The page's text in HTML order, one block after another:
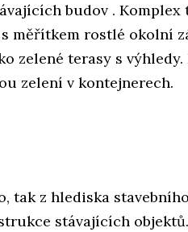
budov . Komplex
měřítkem rostlé okolní
zelené terasy s výhledy.
zelení v kontejnerech.
tak z hlediska
stávajících objektů.